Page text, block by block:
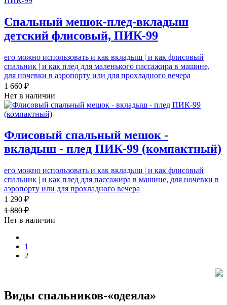
Спальный мешок-плед-вкладыш
детский флисовый, ПИК-99
его можно использовать и как вкладыш | и как флисовый
спальник | и как плед для маленького пассажира в машине,
для ночевки в аэропорту или для прохладного вечера
1 660 ₽
Нет в наличии
Флисовый спальный мешок -
вкладыш - плед ПИК-99 (компактный)
его можно использовать и как вкладыш | и как флисовый
спальник | и как плед для пассажира в машине, для ночевки в
аэропорту или для прохладного вечера
1 290 ₽
1 880 ₽
Нет в наличии
1
2
Виды спальников-«одеяла»